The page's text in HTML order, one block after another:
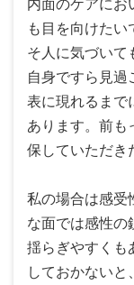
内面のケアにお
も目を向けた
そ人に気づいて
自身ですら見
表に現れるまで
あります。前も
保していただき
私の場合は感受
な面では感性の
揺らぎやすくも
しておかない